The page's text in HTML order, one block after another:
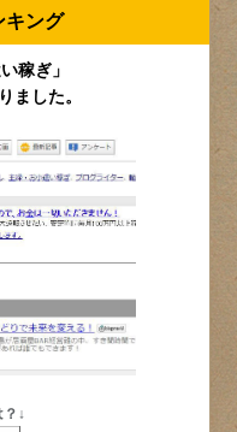
キング
稼ぎ」
ました。
↓